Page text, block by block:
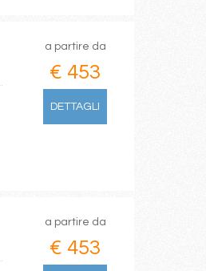
a partire da
€ 453
DETTAGLI
a partire da
€ 453